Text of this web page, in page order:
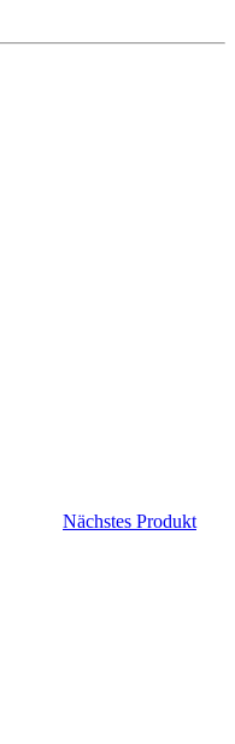
Nächstes Produkt